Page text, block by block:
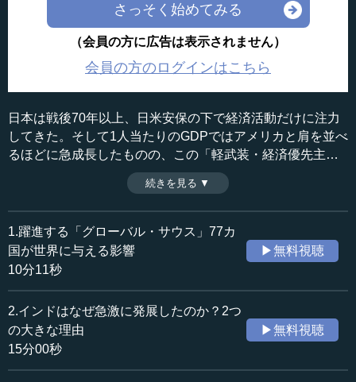
さっそく始めてみる
（会員の方に広告は表示されません）
会員の方のログインはこちら
日本は戦後70年以上、日米安保の下で経済活動だけに注力
してきた。そして1人当たりのGDPではアメリカと肩を並べ
るほどに急成長したものの、この「軽武装・経済優先主
義」の代償として国民の安全保障への意識低下を招いた。
だが、ロシアのウクライナ侵攻で目を覚ました日本は、国
防政策を変更して緊張が高まる時代に対応しようとしてい
る。今回は日本の新しい平和戦略を考える。（全10話中第8
話）
収録日：2024年2月14日
追加日：2024年5月22日
カテゴリー：
国際
国際一般
金融・経済
グローバル金融経済
≪全文≫
続きを見る ▼
1.躍進する「グローバル・サウス」77カ
国が世界に与える影響
10分11秒
▶無料視聴
2.インドはなぜ急激に発展したのか？2つ
の大きな理由
15分00秒
▶無料視聴